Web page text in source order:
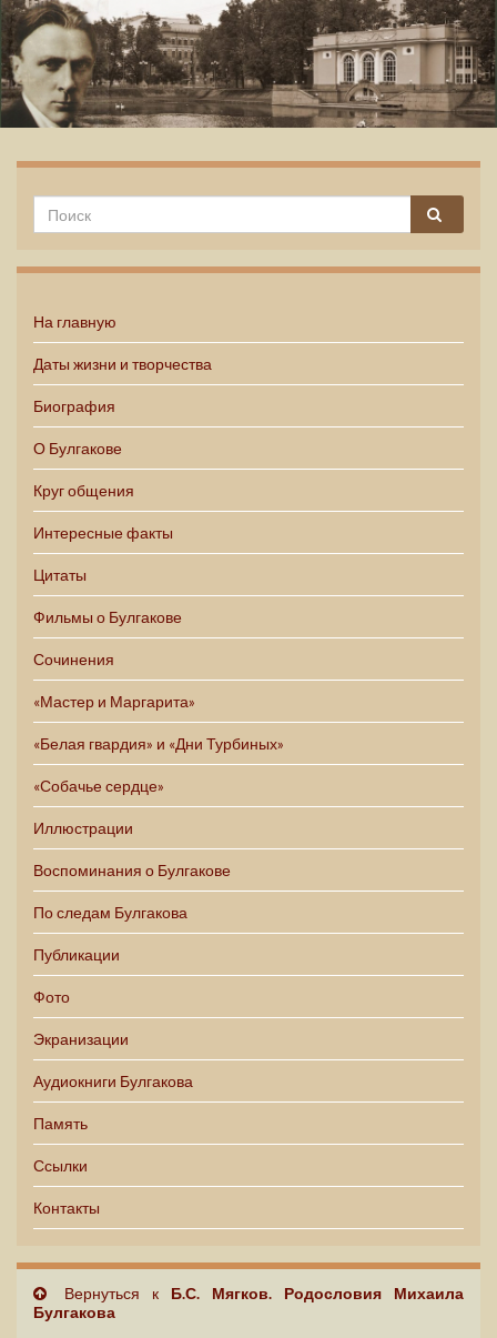
На главную
Даты жизни и творчества
Биография
О Булгакове
Круг общения
Интересные факты
Цитаты
Фильмы о Булгакове
Сочинения
«Мастер и Маргарита»
«Белая гвардия» и «Дни Турбиных»
«Собачье сердце»
Иллюстрации
Воспоминания о Булгакове
По следам Булгакова
Публикации
Фото
Экранизации
Аудиокниги Булгакова
Память
Ссылки
Контакты
Вернуться к Б.С. Мягков. Родословия Михаила
Булгакова